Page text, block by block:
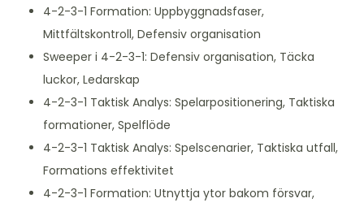
4-2-3-1 Formation: Uppbyggnadsfaser,
Mittfältskontroll, Defensiv organisation
Sweeper i 4-2-3-1: Defensiv organisation, Täcka
luckor, Ledarskap
4-2-3-1 Taktisk Analys: Spelarpositionering, Taktiska
formationer, Spelflöde
4-2-3-1 Taktisk Analys: Spelscenarier, Taktiska utfall,
Formations effektivitet
4-2-3-1 Formation: Utnyttja ytor bakom försvar,